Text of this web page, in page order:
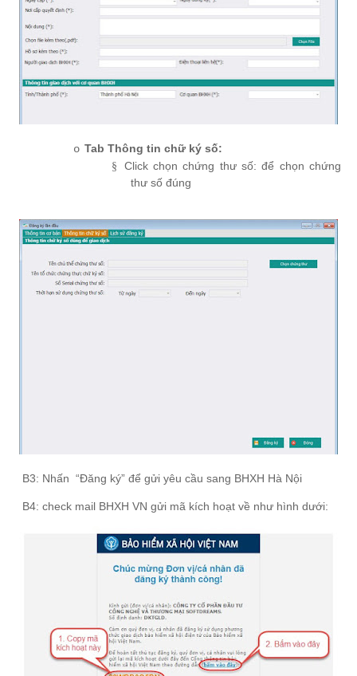
o Tab Thông tin chữ ký số:
§
Click chọn chứng thư số: để chọn chứng
thư số đúng
B3: Nhấn “Đăng ký” để gửi yêu cầu sang BHXH Hà Nội
B4: check mail BHXH VN gửi mã kích hoạt về như hình dưới: